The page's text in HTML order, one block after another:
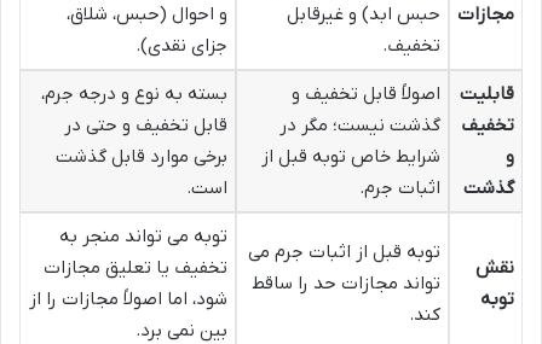
مجازات
حبس ابد) و غیرقابل
تخفیف.
و احوال (حبس، شلاق،
جزای نقدی).
قابلیت
تخفیف
و
گذشت
اصولاً قابل تخفیف و
گذشت نیست؛ مگر در
شرایط خاص توبه قبل از
اثبات جرم.
بسته به نوع و درجه جرم،
قابل تخفیف و حتی در
برخی موارد قابل گذشت
است.
نقش
توبه
توبه قبل از اثبات جرم می
تواند مجازات حد را ساقط
کند.
توبه می تواند منجر به
تخفیف یا تعلیق مجازات
شود، اما اصولاً مجازات را از
بین نمی برد.